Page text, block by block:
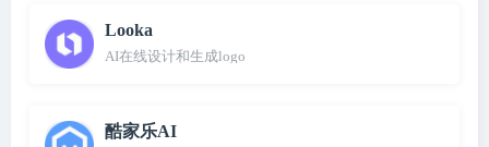
Looka
AI在线设计和生成logo
酷家乐AI